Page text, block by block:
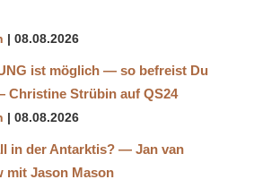
08.08.2026
ist möglich — so befreist Du
Christine Strübin auf QS24
08.08.2026
in der Antarktis? — Jan van
mit Jason Mason